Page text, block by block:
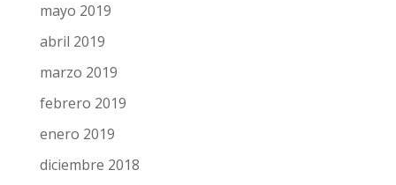
mayo 2019
abril 2019
marzo 2019
febrero 2019
enero 2019
diciembre 2018